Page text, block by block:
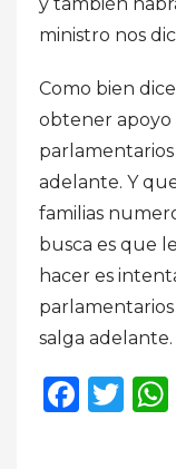
ministro nos
Como bien
obtener apoyo
parlamentarios
adelante. Y
familias
busca es que
hacer es
salga adelante.